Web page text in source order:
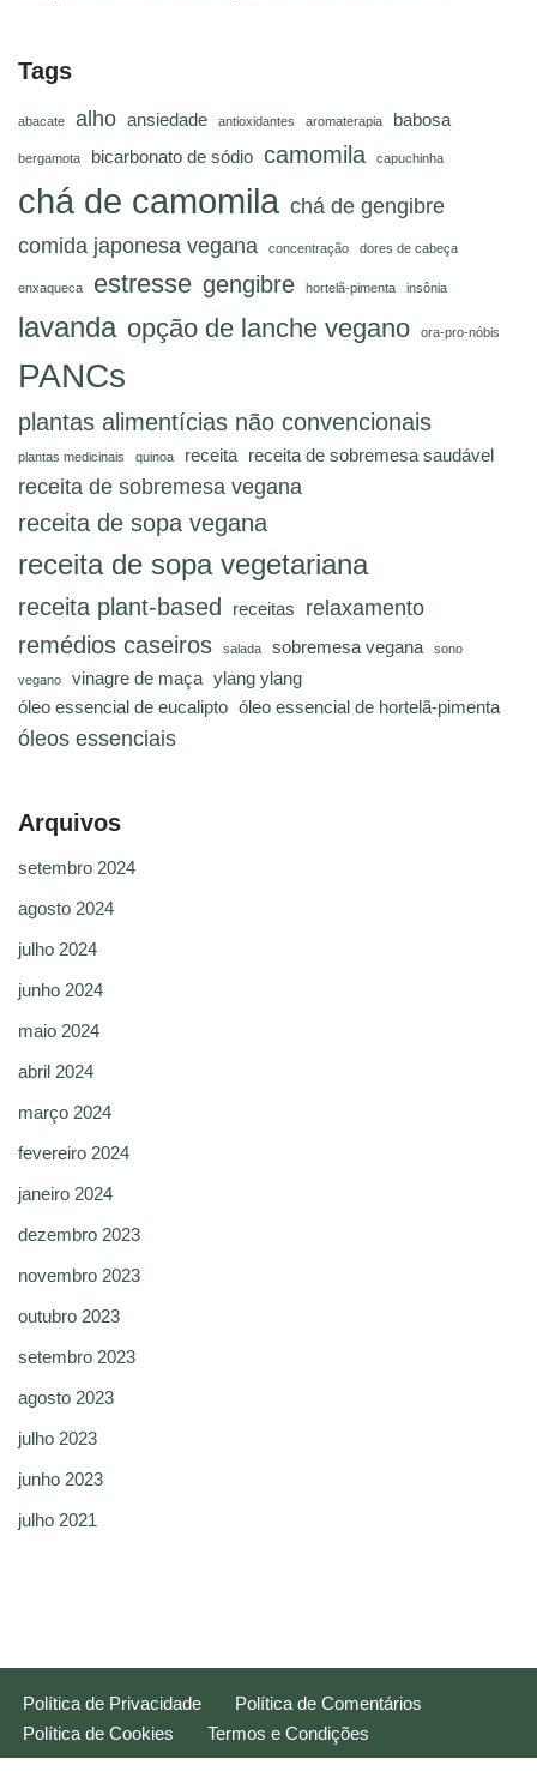
Tags
abacate alho ansiedade antioxidantes aromaterapia babosa
bergamota bicarbonato de sódio camomila capuchinha
chá de camomila chá de gengibre
comida japonesa vegana
concentração dores de cabeça
enxaqueca estresse gengibre hortelã-pimenta insônia
lavanda opção de lanche vegano ora-pro-nóbis
PANCs
plantas alimentícias não convencionais
plantas medicinais quinoa receita receita de sobremesa saudável
receita de sobremesa vegana
receita de sopa vegana
receita de sopa vegetariana
receita plant-based receitas relaxamento
remédios caseiros salada sobremesa vegana sono
vegano vinagre de maça ylang ylang
óleo essencial de eucalipto óleo essencial de hortelã-pimenta
óleos essenciais
Arquivos
setembro 2024
agosto 2024
julho 2024
junho 2024
maio 2024
abril 2024
março 2024
fevereiro 2024
janeiro 2024
dezembro 2023
novembro 2023
outubro 2023
setembro 2023
agosto 2023
julho 2023
junho 2023
julho 2021
Política de Privacidade
Política de Comentários
Política de Cookies
Termos e Condições